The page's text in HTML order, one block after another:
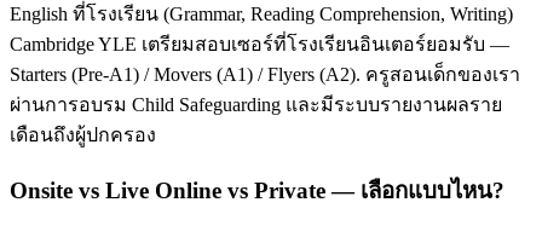
English ที่โรงเรียน (Grammar, Reading Comprehension, Writing)
Cambridge YLE เตรียมสอบเซอร์ที่โรงเรียนอินเตอร์ยอมรับ —
Starters (Pre-A1) / Movers (A1) / Flyers (A2). ครูสอนเด็กของเรา
ผ่านการอบรม Child Safeguarding และมีระบบรายงานผลราย
เดือนถึงผู้ปกครอง
Onsite vs Live Online vs Private — เลือกแบบไหน?